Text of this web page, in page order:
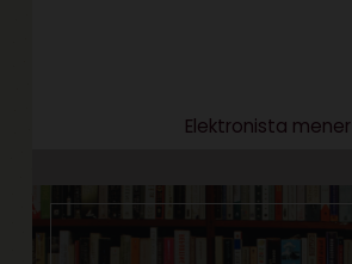
Elektronista mener